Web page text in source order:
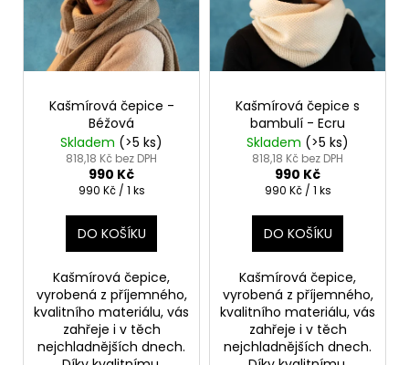
o
Kašmírová čepice -
Béžová
Skladem (>5 ks)
818,18 Kč bez DPH
990 Kč
Měrná
990 Kč / 1 ks
DO KOŠÍKU
Kašmírová čepice,
vyrobená z příjemného,
kvalitního materiálu, vás
zahřeje i v těch
nejchladnějších dnech.
Kašmírová čepice s
bambulí - Ecru
Skladem (>5 ks)
818,18 Kč bez DPH
990 Kč
Měrná
990 Kč / 1 ks
DO KOŠÍKU
Kašmírová čepice,
vyrobená z příjemného,
kvalitního materiálu, vás
zahřeje i v těch
nejchladnějších dnech.
í